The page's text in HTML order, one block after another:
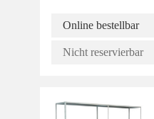
Online bestellbar
Nicht reservierbar